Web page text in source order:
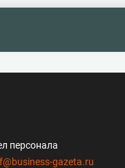
персонала
gazeta.ru